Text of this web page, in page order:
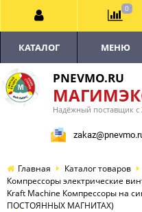
PNEVMO.RU
Надёжный поставщик с
КАТАЛОГ МЕНЮ
Главная Каталог товаров
Компрессоры электрические
Kraft Machine Компрессоры на
ПОСТОЯННЫХ МАГНИТАХ)
0